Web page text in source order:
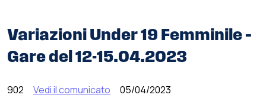
Variazioni Under 19 Femminile –
Gare del 12-15.04.2023
902 Vedi il comunicato 05/04/2023